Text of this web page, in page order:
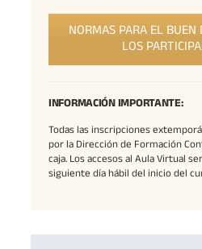
NORMAS PARA EL BUEN
LOS
INFORMACIÓN IMPORTANTE:
Todas las inscripciones
por la Dirección de Formación
caja. Los accesos al Aula Virtual
siguiente día hábil del inicio del